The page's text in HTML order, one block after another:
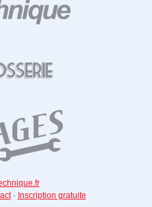
- Inscription gratuite